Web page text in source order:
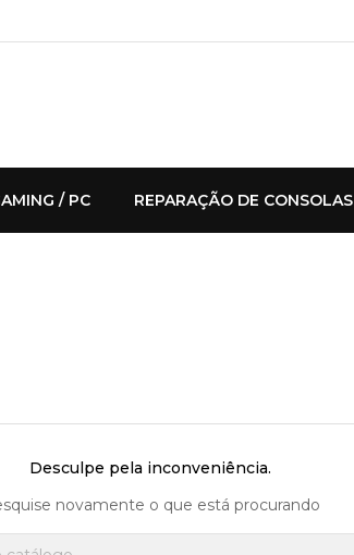
/ PC REPARAÇÃO DE CONSOLAS
Desculpe pela inconveniência.
novamente o que está procurando